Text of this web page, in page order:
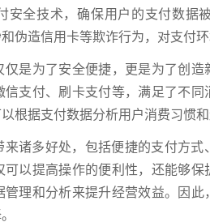
安全技术，确保用户的支付数据
伪造信用卡等欺诈行为，对支付环
是为了安全便捷，更是为了创
支付、刷卡支付等，满足了不
根据支付数据分析用户消费习惯
诸多好处，包括便捷的支付方
以提高操作的便利性，还能够
理和分析来提升经营效益。因